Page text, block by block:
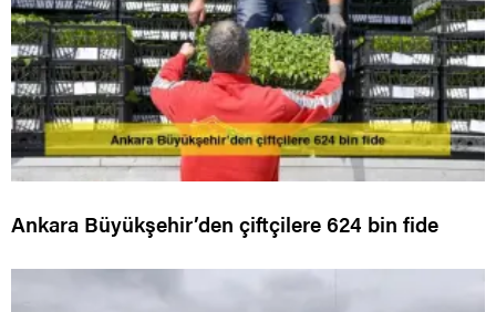
Ankara Büyükşehir’den çiftçilere 624 bin fide